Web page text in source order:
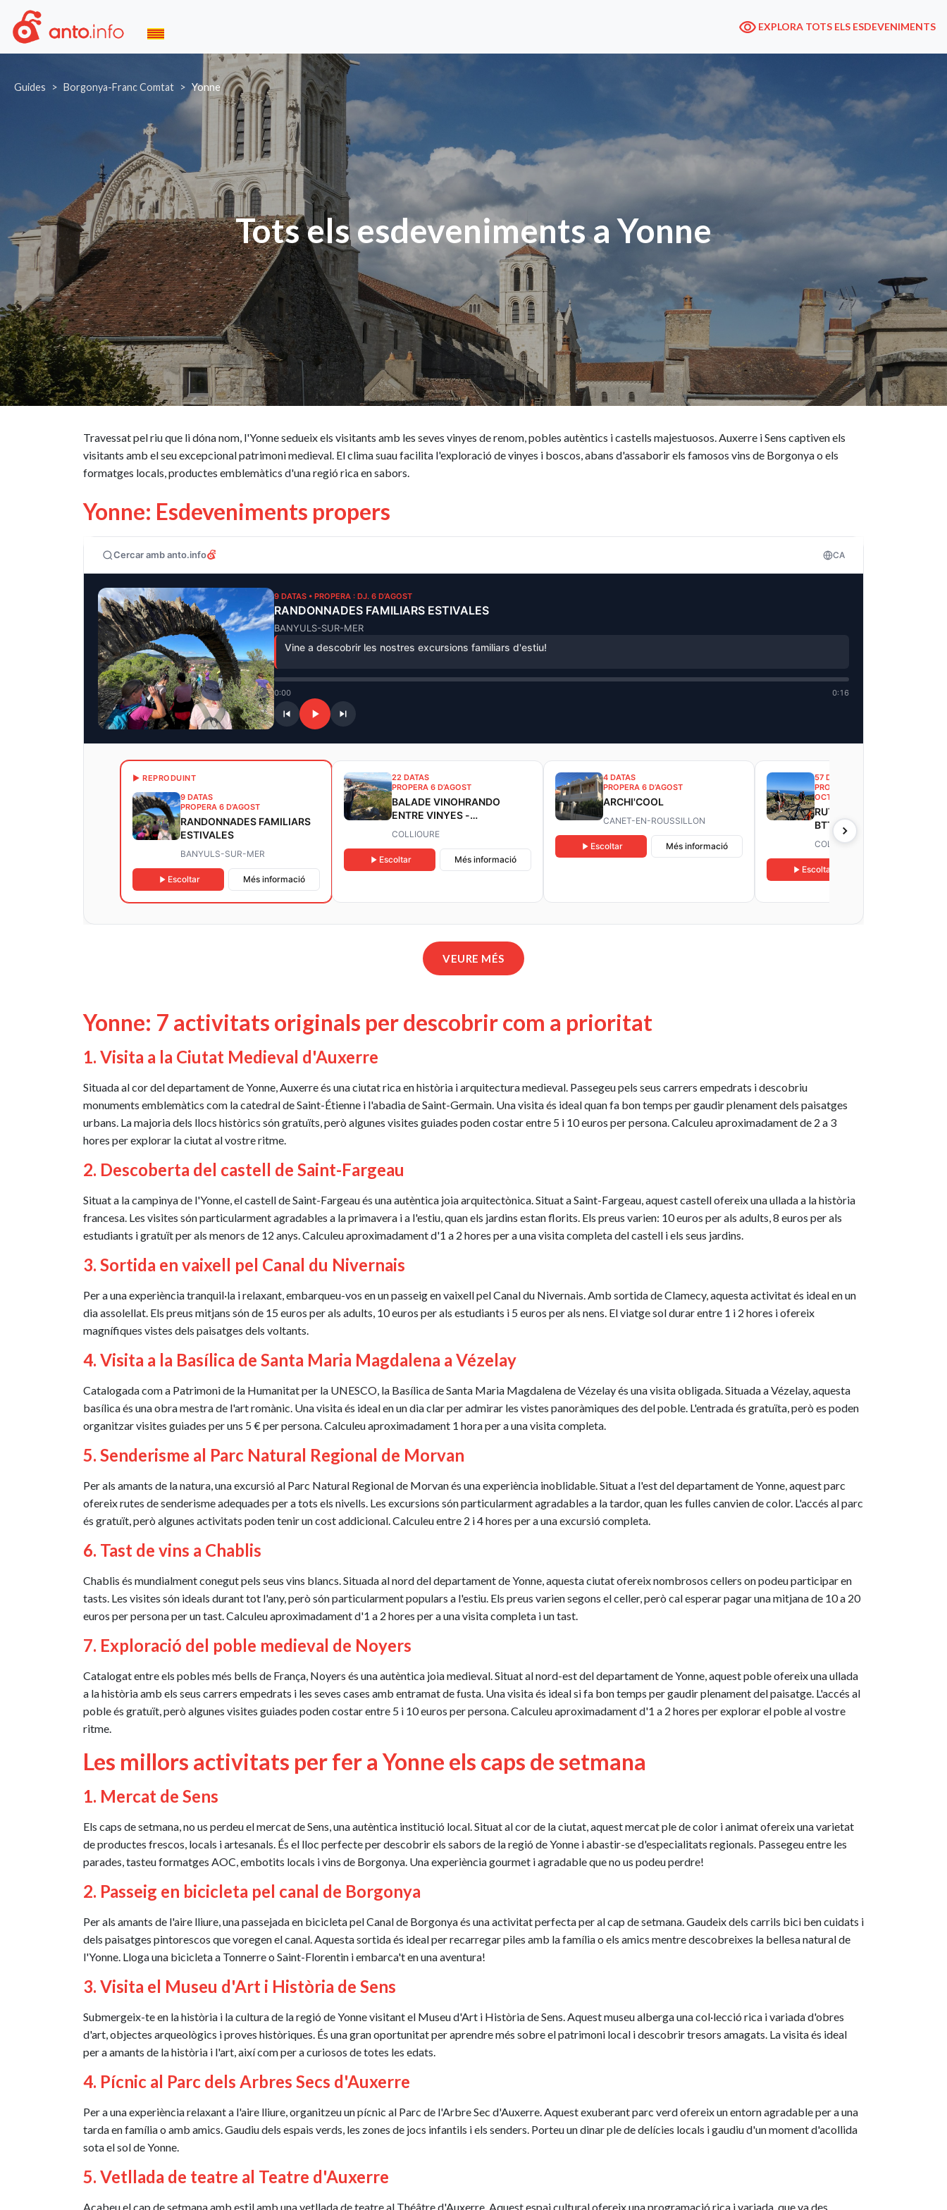
EXPLORA TOTS ELS ESDEVENIMENTS
Guides Borgonya-Franc Comtat Yonne
Tots els esdeveniments a Yonne
Travessat pel riu que li dóna nom, l'Yonne sedueix els visitants amb les seves vinyes de renom, pobles autèntics i castells majestuosos. Auxerre i Sens captiven els
visitants amb el seu excepcional patrimoni medieval. El clima suau facilita l'exploració de vinyes i boscos, abans d'assaborir els famosos vins de Borgonya o els
formatges locals, productes emblemàtics d'una regió rica en sabors.
Yonne: Esdeveniments propers
Cercar amb anto.info CA
9 DATAS • PROPERA : DJ. 6 D’AGOST
RANDONNADES FAMILIARS ESTIVALES
BANYULS-SUR-MER
Vine a descobrir les nostres excursions familiars d'estiu!
0:00 0:16
▶ REPRODUINT
9 DATAS
PROPERA 6 D’AGOST
RANDONNADES FAMILIARS
ESTIVALES
BANYULS-SUR-MER
Escoltar Més informació
22 DATAS
PROPERA 6 D’AGOST
BALADE VINOHRANDO
ENTRE VINYES -
OENOTURISME!
COLLIOURE
Escoltar Més informació
4 DATAS
PROPERA 6 D’AGOST
ARCHI'COOL
CANET-EN-ROUSSILLON
Escoltar Més informació
57 DATAS
PROPERA DEL 9 ABRIL AL 29
OCTUBRE
RUTA OENOTURÍSTICA EN
BTT ELÈCTRICA A
COLLIOURE
COLLIOURE
Escoltar
VEURE MÉS
Yonne: 7 activitats originals per descobrir com a prioritat
1. Visita a la Ciutat Medieval d'Auxerre
Situada al cor del departament de Yonne, Auxerre és una ciutat rica en història i arquitectura medieval. Passegeu pels seus carrers empedrats i descobriu
monuments emblemàtics com la catedral de Saint-Étienne i l'abadia de Saint-Germain. Una visita és ideal quan fa bon temps per gaudir plenament dels paisatges
urbans. La majoria dels llocs històrics són gratuïts, però algunes visites guiades poden costar entre 5 i 10 euros per persona. Calculeu aproximadament de 2 a 3
hores per explorar la ciutat al vostre ritme.
2. Descoberta del castell de Saint-Fargeau
Situat a la campinya de l'Yonne, el castell de Saint-Fargeau és una autèntica joia arquitectònica. Situat a Saint-Fargeau, aquest castell ofereix una ullada a la història
francesa. Les visites són particularment agradables a la primavera i a l'estiu, quan els jardins estan florits. Els preus varien: 10 euros per als adults, 8 euros per als
estudiants i gratuït per als menors de 12 anys. Calculeu aproximadament d'1 a 2 hores per a una visita completa del castell i els seus jardins.
3. Sortida en vaixell pel Canal du Nivernais
Per a una experiència tranquil·la i relaxant, embarqueu-vos en un passeig en vaixell pel Canal du Nivernais. Amb sortida de Clamecy, aquesta activitat és ideal en un
dia assolellat. Els preus mitjans són de 15 euros per als adults, 10 euros per als estudiants i 5 euros per als nens. El viatge sol durar entre 1 i 2 hores i ofereix
magnífiques vistes dels paisatges dels voltants.
4. Visita a la Basílica de Santa Maria Magdalena a Vézelay
Catalogada com a Patrimoni de la Humanitat per la UNESCO, la Basílica de Santa Maria Magdalena de Vézelay és una visita obligada. Situada a Vézelay, aquesta
basílica és una obra mestra de l'art romànic. Una visita és ideal en un dia clar per admirar les vistes panoràmiques des del poble. L'entrada és gratuïta, però es poden
organitzar visites guiades per uns 5 € per persona. Calculeu aproximadament 1 hora per a una visita completa.
5. Senderisme al Parc Natural Regional de Morvan
Per als amants de la natura, una excursió al Parc Natural Regional de Morvan és una experiència inoblidable. Situat a l'est del departament de Yonne, aquest parc
ofereix rutes de senderisme adequades per a tots els nivells. Les excursions són particularment agradables a la tardor, quan les fulles canvien de color. L'accés al parc
és gratuït, però algunes activitats poden tenir un cost addicional. Calculeu entre 2 i 4 hores per a una excursió completa.
6. Tast de vins a Chablis
Chablis és mundialment conegut pels seus vins blancs. Situada al nord del departament de Yonne, aquesta ciutat ofereix nombrosos cellers on podeu participar en
tasts. Les visites són ideals durant tot l'any, però són particularment populars a l'estiu. Els preus varien segons el celler, però cal esperar pagar una mitjana de 10 a 20
euros per persona per un tast. Calculeu aproximadament d'1 a 2 hores per a una visita completa i un tast.
7. Exploració del poble medieval de Noyers
Catalogat entre els pobles més bells de França, Noyers és una autèntica joia medieval. Situat al nord-est del departament de Yonne, aquest poble ofereix una ullada
a la història amb els seus carrers empedrats i les seves cases amb entramat de fusta. Una visita és ideal si fa bon temps per gaudir plenament del paisatge. L'accés al
poble és gratuït, però algunes visites guiades poden costar entre 5 i 10 euros per persona. Calculeu aproximadament d'1 a 2 hores per explorar el poble al vostre
ritme.
Les millors activitats per fer a Yonne els caps de setmana
1. Mercat de Sens
Els caps de setmana, no us perdeu el mercat de Sens, una autèntica institució local. Situat al cor de la ciutat, aquest mercat ple de color i animat ofereix una varietat
de productes frescos, locals i artesanals. És el lloc perfecte per descobrir els sabors de la regió de Yonne i abastir-se d'especialitats regionals. Passegeu entre les
parades, tasteu formatges AOC, embotits locals i vins de Borgonya. Una experiència gourmet i agradable que no us podeu perdre!
2. Passeig en bicicleta pel canal de Borgonya
Per als amants de l'aire lliure, una passejada en bicicleta pel Canal de Borgonya és una activitat perfecta per al cap de setmana. Gaudeix dels carrils bici ben cuidats i
dels paisatges pintorescos que voregen el canal. Aquesta sortida és ideal per recarregar piles amb la família o els amics mentre descobreixes la bellesa natural de
l'Yonne. Lloga una bicicleta a Tonnerre o Saint-Florentin i embarca't en una aventura!
3. Visita el Museu d'Art i Història de Sens
Submergeix-te en la història i la cultura de la regió de Yonne visitant el Museu d'Art i Història de Sens. Aquest museu alberga una col·lecció rica i variada d'obres
d'art, objectes arqueològics i proves històriques. És una gran oportunitat per aprendre més sobre el patrimoni local i descobrir tresors amagats. La visita és ideal
per a amants de la història i l'art, així com per a curiosos de totes les edats.
4. Pícnic al Parc dels Arbres Secs d'Auxerre
Per a una experiència relaxant a l'aire lliure, organitzeu un pícnic al Parc de l'Arbre Sec d'Auxerre. Aquest exuberant parc verd ofereix un entorn agradable per a una
tarda en família o amb amics. Gaudiu dels espais verds, les zones de jocs infantils i els senders. Porteu un dinar ple de delícies locals i gaudiu d'un moment d'acollida
sota el sol de Yonne.
5. Vetllada de teatre al Teatre d'Auxerre
Acabeu el cap de setmana amb estil amb una vetllada de teatre al Théâtre d'Auxerre. Aquest espai cultural ofereix una programació rica i variada, que va des